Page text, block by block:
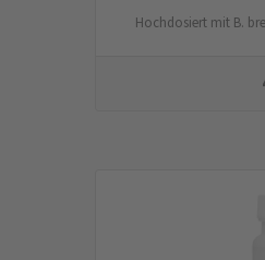
Hochdosiert mit B.